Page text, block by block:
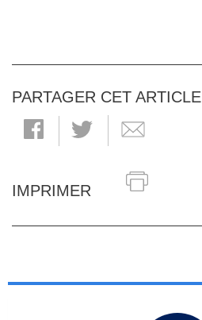
PARTAGER CET ARTICLE
IMPRIMER